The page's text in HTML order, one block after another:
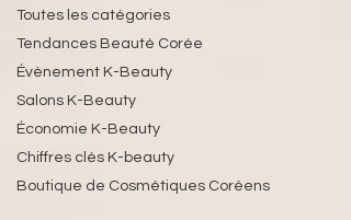
Toutes les catégories
Tendances Beauté Corée
Évènement K-Beauty
Salons K-Beauty
Économie K-Beauty
Chiffres clés K-beauty
Boutique de Cosmétiques Coréens